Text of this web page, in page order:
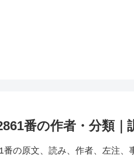
番の作者・分類｜
番の原文、読み、作者、左注、